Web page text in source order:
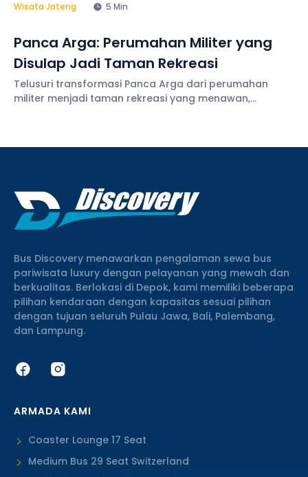
Wisata Jateng 5 Min
Panca Arga: Perumahan Militer yang
Disulap Jadi Taman Rekreasi
Telusuri transformasi Panca Arga dari perumahan
militer menjadi taman rekreasi yang menawan,
Bus Discovery menawarkan pengalaman sewa bus
pariwisata luxury dengan pelayanan yang mewah dan
berkualitas. Berlokasi di Depok, kami memiliki beberapa
pilihan kendaraan dengan kapasitas sesuai pilihan
dengan tujuan seluruh Pulau Jawa, Bali, Palembang,
dan Lampung.
ARMADA KAMI
Coaster Lounge 17 Seat
Medium Bus 29 Seat Switzerland